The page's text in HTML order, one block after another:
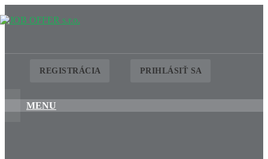
REGISTRÁCIA PRIHLÁSIŤ SA
MENU